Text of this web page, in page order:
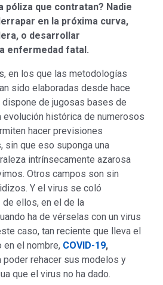
póliza que contratan? Nadie
en la próxima curva,
o desarrollar
enfermedad fatal.
en los que las metodologías
sido elaboradas desde hace
de jugosas bases de
evolución histórica de numerosos
hacer previsiones
sin que eso suponga una
intrínsecamente azarosa
Otros campos son sin
Y el virus se coló
ellos, en el de la
ha de vérselas con un virus
caso, tan reciente que lleva el
en el nombre, COVID-19,
rehacer sus modelos y
que el virus no ha dado.